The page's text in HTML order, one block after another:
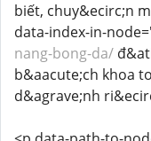
biết, chuy&ecirc;n
data-index-in-
nang-bong-da/
b&aacute;ch khoa
d&agrave;nh